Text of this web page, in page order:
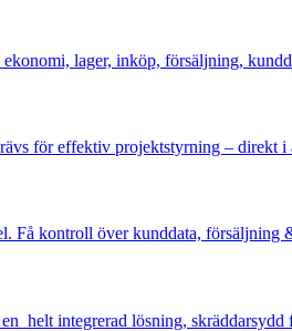
lager, inköp, försäljning,
för effektiv projektstyrning – direkt i
Få kontroll över kunddata, försäljning
helt integrerad lösning, skräddarsydd